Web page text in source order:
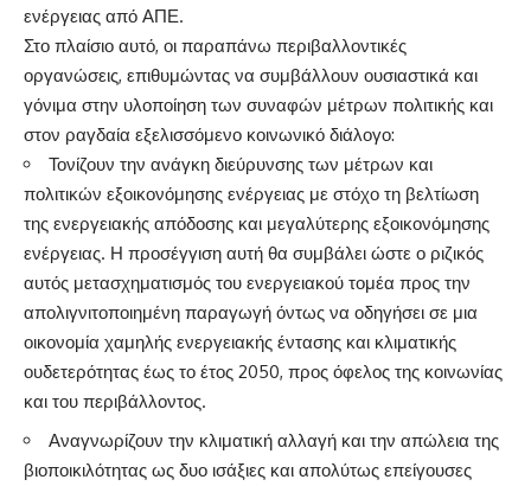
ενέργειας από ΑΠΕ.
Στο πλαίσιο αυτό, οι παραπάνω περιβαλλοντικές
οργανώσεις, επιθυμώντας να συμβάλλουν ουσιαστικά και
γόνιμα στην υλοποίηση των συναφών μέτρων πολιτικής και
στον ραγδαία εξελισσόμενο κοινωνικό διάλογο:
Τονίζουν την ανάγκη διεύρυνσης των μέτρων και
πολιτικών εξοικονόμησης ενέργειας με στόχο τη βελτίωση
της ενεργειακής απόδοσης και μεγαλύτερης εξοικονόμησης
ενέργειας. Η προσέγγιση αυτή θα συμβάλει ώστε ο ριζικός
αυτός μετασχηματισμός του ενεργειακού τομέα προς την
απολιγνιτοποιημένη παραγωγή όντως να οδηγήσει σε μια
οικονομία χαμηλής ενεργειακής έντασης και κλιματικής
ουδετερότητας έως το έτος 2050, προς όφελος της κοινωνίας
και του περιβάλλοντος.
Αναγνωρίζουν την κλιματική αλλαγή και την απώλεια της
βιοποικιλότητας ως δυο ισάξιες και απολύτως επείγουσες